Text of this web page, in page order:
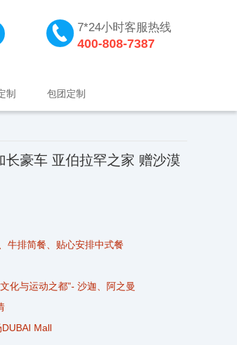
7*24小时客服热线
400-808-7387
制 包团定制
牛排简餐、贴心安排中式餐
化与运动之都”- 沙迦、阿之曼
Mall